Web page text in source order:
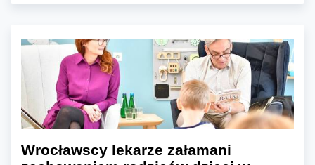
Wrocławscy lekarze załamani